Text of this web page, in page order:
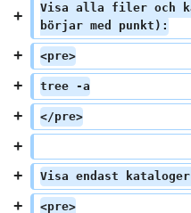
Visa alla filer och
börjar med punkt):
<pre>
tree -a
</pre>
Visa endast
<pre>